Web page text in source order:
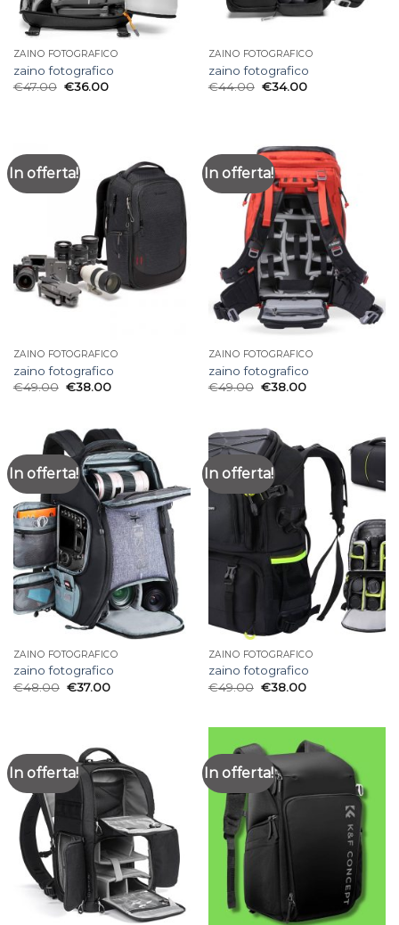
ZAINO FOTOGRAFICO
zaino fotografico
€47.00 €36.00
ZAINO FOTOGRAFICO
zaino fotografico
€44.00 €34.00
In offerta!
ZAINO FOTOGRAFICO
zaino fotografico
€49.00 €38.00
In offerta!
ZAINO FOTOGRAFICO
zaino fotografico
€49.00 €38.00
In offerta!
ZAINO FOTOGRAFICO
zaino fotografico
€48.00 €37.00
In offerta!
ZAINO FOTOGRAFICO
zaino fotografico
€49.00 €38.00
In offerta! In offerta!